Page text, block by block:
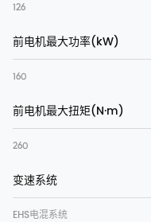
126
前电机最大功率(kW)
160
前电机最大扭矩(N·m)
260
变速系统
EHS电混系统